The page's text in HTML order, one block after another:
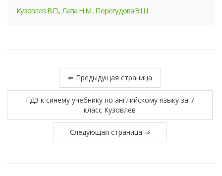
Кузовлев В.П., Лапа Н.М., Перегудова Э.Ш.
⇐ Предыдущая страница
ГДЗ к синему учебнику по английскому языку за 7
класс Кузовлев
Следующая страница ⇒